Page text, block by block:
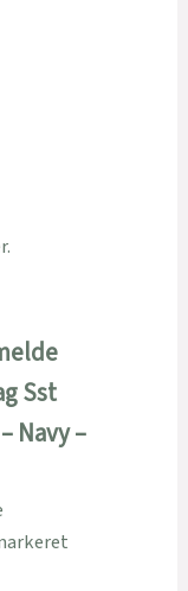
Sst
Navy –